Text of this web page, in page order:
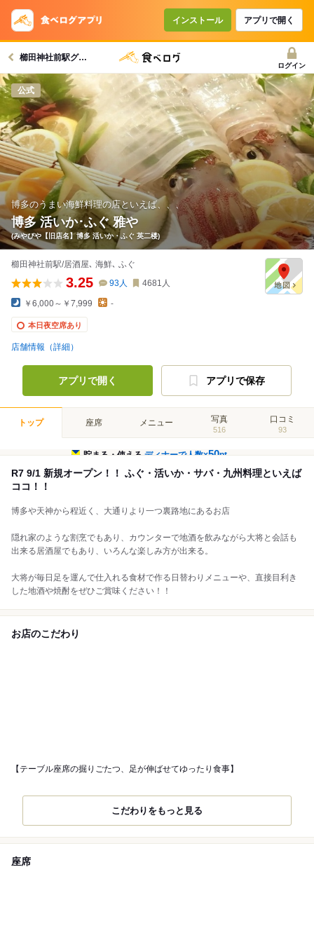
インストール アプリで開く
櫛田神社前駅グルメへ
ログイン
公式
博多のうまい海鮮料理の店といえば、、、
博多 活いか･ふぐ 雅や
(みやびや【旧店名】博多 活いか・ふぐ 英二楼)
櫛田神社前駅/居酒屋､ 海鮮､ ふぐ
3.25 93人 4681 人
￥6,000～￥7,999 -
本日夜空席あり
店舗情報（詳細）
アプリで開く アプリで保存
トップ 座席 メニュー 写真
516
口コミ
93
貯まる・使えるディナーで人数×50pt
R7 9/1 新規オープン！！ ふぐ・活いか・サバ・九州料理といえば
ココ！！
博多や天神から程近く、大通りより一つ裏路地にあるお店
隠れ家のような割烹でもあり、カウンターで地酒を飲みながら大将と会話も
出来る居酒屋でもあり、いろんな楽しみ方が出来る。
大将が毎日足を運んで仕入れる食材で作る日替わりメニューや、直接目利き
した地酒や焼酎をぜひご賞味ください！！
お店のこだわり
【テーブル座席の掘りごたつ、足が伸ばせてゆったり食事】
こだわりをもっと見る
座席